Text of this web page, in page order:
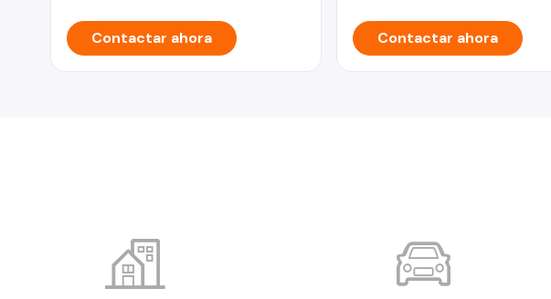
Contactar ahora Contactar ahora